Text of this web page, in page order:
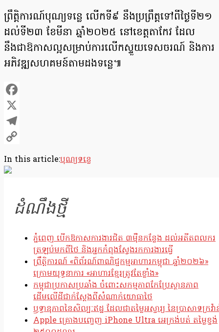
ព្រឹត្តិការណ៍បុណ្យទន្លេ លើកទី៩ នឹងប្រព្រឹត្តទៅពីថ្ងៃទី២១
ដល់ទី២៣ ខែមីនា ឆ្នាំ២០២៥ នៅខេត្តតាកែវ ដែល
នឹងជាឱកាសល្អសម្រាប់ការលើកស្ទួយទេសចរណ៍ និងការ
អភិវឌ្ឍសហគមន៍តាមដងទន្លេ៕
Facebook
X
Telegram
Link
In this article:បុណ្យទន្លេ
ដំណឹងថ្មី
ភ្នំពេញ បើកឱកាសការងារជិត ៣ម៉ឺនកន្លែង ដល់អតីតពលករ
ត្រឡប់មកពីថៃ និងអ្នកកំពុងស្វែងរកការងារធ្វើ
ព្រឹត្តិការណ៍ «ពិព័រណ៍ពាណិជ្ជកម្មអាហារកម្ពុជា ឆ្នាំ២០២៦»
ក្រោមយុទ្ធនាការ «អាហារខ្មែរត្រូវតែខ្លាំង»
កម្ពុជាប្រកាសប្រឆាំង ចំពោះសកម្មភាពកែប្រែស្ថានភាព
ដើមលើដីជាក់ស្តែងពីសំណាក់យោធាថៃ
ឫទ្ធានុភាពនៃសិល្បៈឥដ្ឋ ដែលជាតម្លៃអស្ចារ្យ នៃប្រាសាទក្រវ៉
Apple គ្រោងបញ្ចេញ iPhone Ultra អេក្រង់បត់ តម្លៃខ្ទង់